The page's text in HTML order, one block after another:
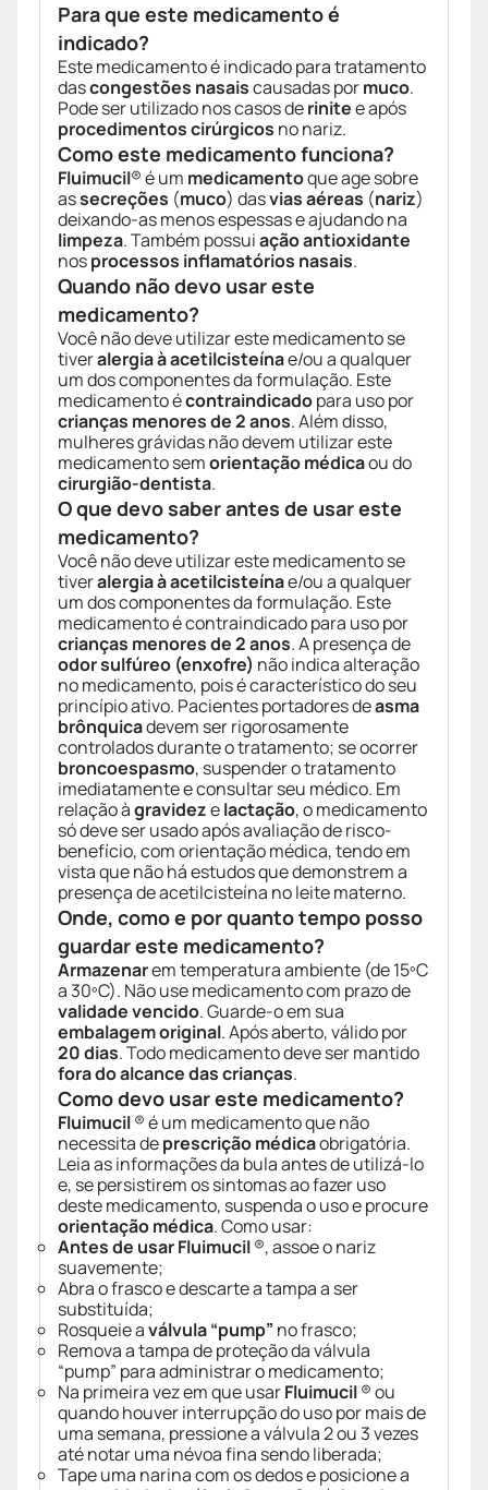
Para que este medicamento é
indicado?
Este medicamento é indicado para tratamento
dascongestões nasaiscausadas pormuco.
Pode ser utilizado nos casos derinitee após
procedimentos cirúrgicos no nariz.
Como este medicamento funciona?
Fluimucil® é um medicamentoque age sobre
assecreções (muco) dasvias aéreas (nariz)
deixando-as menos espessas e ajudando na
limpeza. Também possuiação antioxidante
nosprocessos inflamatórios nasais.
Quando não devo usar este
medicamento?
Você não deve utilizar este medicamento se
tiveralergia à acetilcisteínae/ou a qualquer
um dos componentes da formulação. Este
medicamento écontraindicadopara uso por
crianças menores de 2 anos. Além disso,
mulheres grávidas não devem utilizar este
medicamento semorientação médicaou do
cirurgião-dentista.
O que devo saber antes de usar este
medicamento?
Você não deve utilizar este medicamento se
tiveralergia à acetilcisteínae/ou a qualquer
um dos componentes da formulação. Este
medicamento é contraindicado para uso por
crianças menores de 2 anos. A presença de
odor sulfúreo (enxofre) não indica alteração
no medicamento, pois é característico do seu
princípio ativo. Pacientes portadores deasma
brônquicadevem ser rigorosamente
controlados durante o tratamento; se ocorrer
broncoespasmo, suspender o tratamento
imediatamente e consultar seu médico. Em
relação àgravidezelactação, o medicamento
só deve ser usado após avaliação de risco-
benefício, com orientação médica, tendo em
vista que não há estudos que demonstrem a
presença de acetilcisteína no leite materno.
Onde, como e por quanto tempo posso
guardar este medicamento?
Armazenarem temperatura ambiente (de 15ºC
a 30ºC). Não use medicamento com prazo de
validade vencido. Guarde-o em sua
embalagem original. Após aberto, válido por
20 dias. Todo medicamento deve ser mantido
fora do alcance das crianças.
Como devo usar este medicamento?
Fluimucil® é um medicamento que não
necessita deprescrição médicaobrigatória.
Leia as informações da bula antes de utilizá-lo
e, se persistirem os sintomas ao fazer uso
deste medicamento, suspenda o uso e procure
orientação médica. Como usar:
Antes de usar Fluimucil®, assoe o nariz
suavemente;
Abra o frasco e descarte a tampa a ser
substituída;
Rosqueie aválvula “pump” no frasco;
Remova a tampa de proteção da válvula
“pump” para administrar o medicamento;
Na primeira vez em que usarFluimucil® ou
quando houver interrupção do uso por mais de
uma semana, pressione a válvula 2 ou 3 vezes
até notar uma névoa fina sendo liberada;
Tape uma narina com os dedos e posicione a